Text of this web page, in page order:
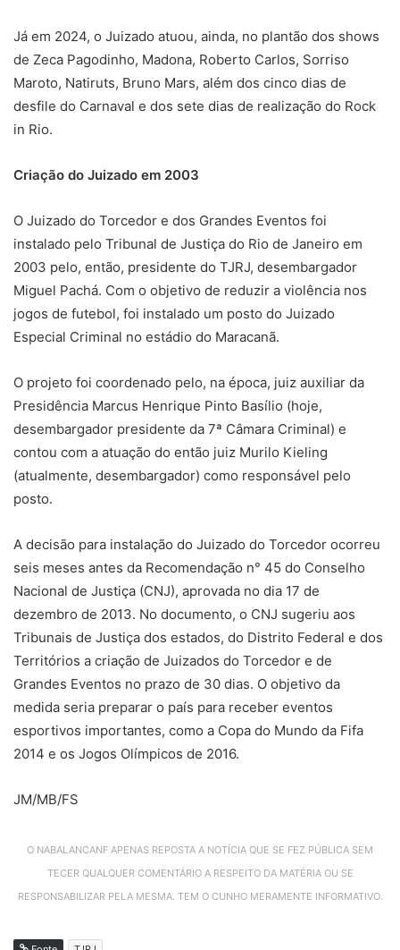
Já em 2024, o Juizado atuou, ainda, no plantão dos shows
de Zeca Pagodinho, Madona, Roberto Carlos, Sorriso
Maroto, Natiruts, Bruno Mars, além dos cinco dias de
desfile do Carnaval e dos sete dias de realização do Rock
in Rio.
Criação do Juizado em 2003
O Juizado do Torcedor e dos Grandes Eventos foi
instalado pelo Tribunal de Justiça do Rio de Janeiro em
2003 pelo, então, presidente do TJRJ, desembargador
Miguel Pachá. Com o objetivo de reduzir a violência nos
jogos de futebol, foi instalado um posto do Juizado
Especial Criminal no estádio do Maracanã.
O projeto foi coordenado pelo, na época, juiz auxiliar da
Presidência Marcus Henrique Pinto Basílio (hoje,
desembargador presidente da 7ª Câmara Criminal) e
contou com a atuação do então juiz Murilo Kieling
(atualmente, desembargador) como responsável pelo
posto.
A decisão para instalação do Juizado do Torcedor ocorreu
seis meses antes da Recomendação n° 45 do Conselho
Nacional de Justiça (CNJ), aprovada no dia 17 de
dezembro de 2013. No documento, o CNJ sugeriu aos
Tribunais de Justiça dos estados, do Distrito Federal e dos
Territórios a criação de Juizados do Torcedor e de
Grandes Eventos no prazo de 30 dias. O objetivo da
medida seria preparar o país para receber eventos
esportivos importantes, como a Copa do Mundo da Fifa
2014 e os Jogos Olímpicos de 2016.
JM/MB/FS
O NABALANCANF APENAS REPOSTA A NOTÍCIA QUE SE FEZ PÚBLICA SEM
TECER QUALQUER COMENTÁRIO A RESPEITO DA MATÉRIA OU SE
RESPONSABILIZAR PELA MESMA. TEM O CUNHO MERAMENTE INFORMATIVO.